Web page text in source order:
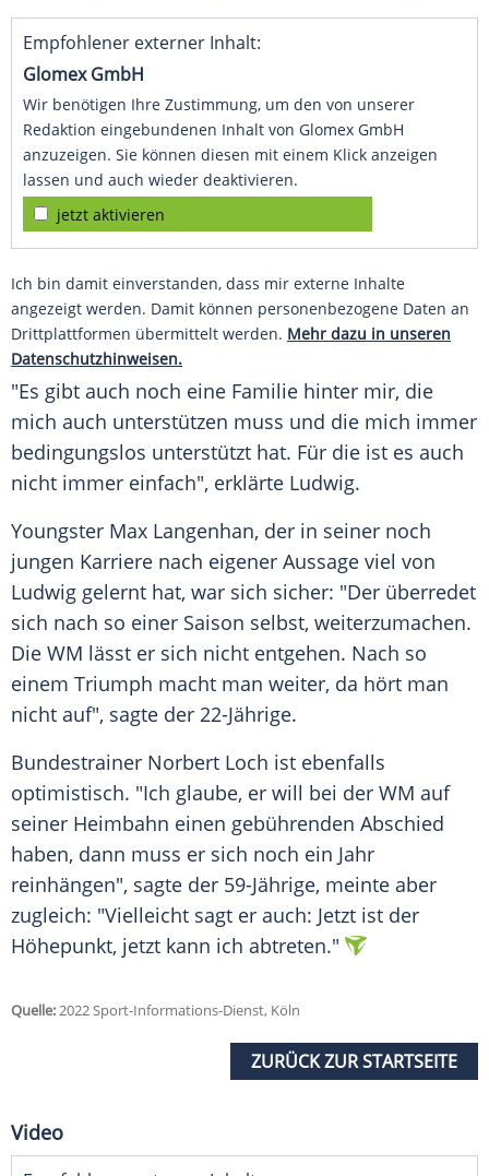
Empfohlener externer Inhalt:
Glomex GmbH
Wir benötigen Ihre Zustimmung, um den von unserer
Redaktion eingebundenen Inhalt von Glomex GmbH
anzuzeigen. Sie können diesen mit einem Klick anzeigen
lassen und auch wieder deaktivieren.
jetzt aktivieren
Ich bin damit einverstanden, dass mir externe Inhalte
angezeigt werden. Damit können personenbezogene Daten an
Drittplattformen übermittelt werden. Mehr dazu in unseren
Datenschutzhinweisen.
"Es gibt auch noch eine Familie hinter mir, die
mich auch unterstützen muss und die mich immer
bedingungslos unterstützt hat. Für die ist es auch
nicht immer einfach", erklärte Ludwig.
Youngster Max Langenhan, der in seiner noch
jungen Karriere nach eigener Aussage viel von
Ludwig gelernt hat, war sich sicher: "Der überredet
sich nach so einer Saison selbst, weiterzumachen.
Die WM lässt er sich nicht entgehen. Nach so
einem Triumph macht man weiter, da hört man
nicht auf", sagte der 22-Jährige.
Bundestrainer Norbert Loch ist ebenfalls
optimistisch. "Ich glaube, er will bei der WM auf
seiner Heimbahn einen gebührenden Abschied
haben, dann muss er sich noch ein Jahr
reinhängen", sagte der 59-Jährige, meinte aber
zugleich: "Vielleicht sagt er auch: Jetzt ist der
Höhepunkt, jetzt kann ich abtreten."
Quelle:2022 Sport-Informations-Dienst, Köln
ZURÜCK ZUR STARTSEITE
Video